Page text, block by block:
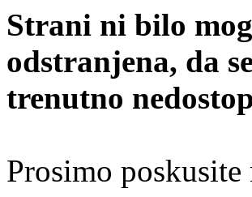
Strani ni bilo
odstranjena, da
trenutno
Prosimo poskusite